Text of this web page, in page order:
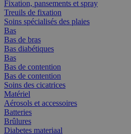
Fixation, pansements et spray
Treuils de fixation
Soins spécialisés des plaies
Bas
Bas de bras
Bas diabétiques
Bas
Bas de contention
Bas de contention
Soins des cicatrices
Matériel
Aérosols et accessoires
Batteries
Brûlures
Diabetes materiaal